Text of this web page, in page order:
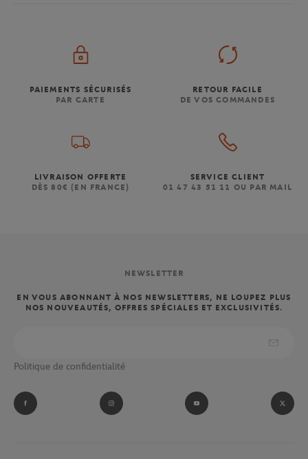
PAIEMENTS SÉCURISÉS
PAR CARTE
RETOUR FACILE
DE VOS COMMANDES
LIVRAISON OFFERTE
DÈS 80€ (EN FRANCE)
SERVICE CLIENT
01 47 43 51 11 OU PAR MAIL
NEWSLETTER
EN VOUS ABONNANT À NOS NEWSLETTERS, NE LOUPEZ PLUS
NOS NOUVEAUTÉS, OFFRES SPÉCIALES ET EXCLUSIVITÉS.
Politique de confidentialité